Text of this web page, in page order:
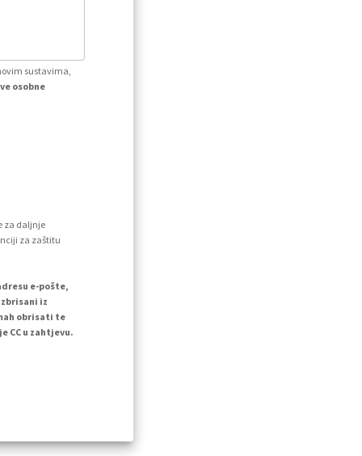
sustavima,
osobne
za daljnje
za zaštitu
e-pošte,
iz
obrisati te
CC u zahtjevu.